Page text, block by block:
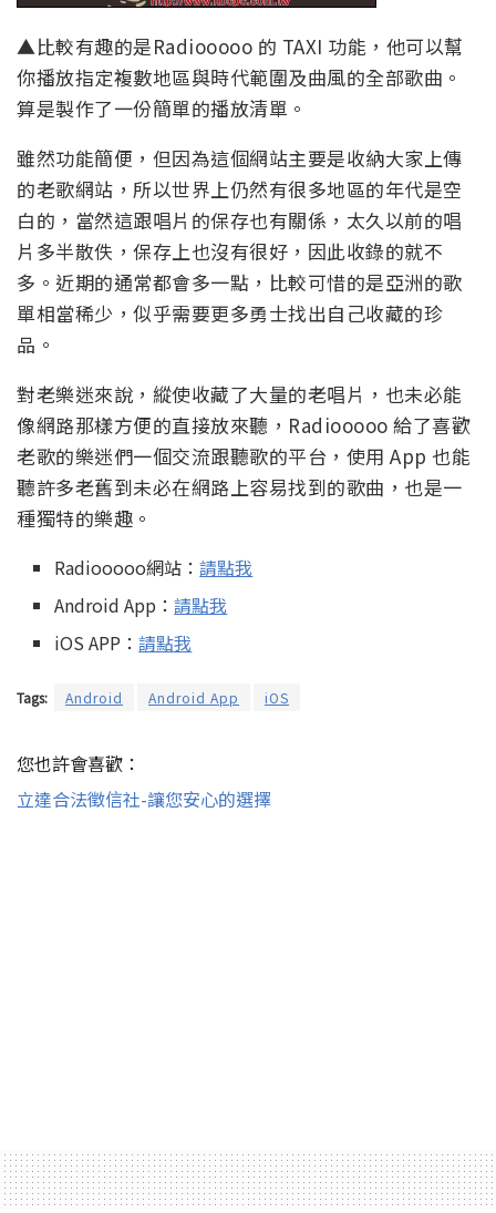
▲比較有趣的是Radiooooo 的 TAXI 功能，他可以幫
你播放指定複數地區與時代範圍及曲風的全部歌曲。
算是製作了一份簡單的播放清單。
雖然功能簡便，但因為這個網站主要是收納大家上傳
的老歌網站，所以世界上仍然有很多地區的年代是空
白的，當然這跟唱片的保存也有關係，太久以前的唱
片多半散佚，保存上也沒有很好，因此收錄的就不
多。近期的通常都會多一點，比較可惜的是亞洲的歌
單相當稀少，似乎需要更多勇士找出自己收藏的珍
品。
對老樂迷來說，縱使收藏了大量的老唱片，也未必能
像網路那樣方便的直接放來聽，Radiooooo 給了喜歡
老歌的樂迷們一個交流跟聽歌的平台，使用 App 也能
聽許多老舊到未必在網路上容易找到的歌曲，也是一
種獨特的樂趣。
Radiooooo網站：請點我
Android App：請點我
iOS APP：請點我
Tags: Android Android App iOS
您也許會喜歡：
立達合法徵信社-讓您安心的選擇